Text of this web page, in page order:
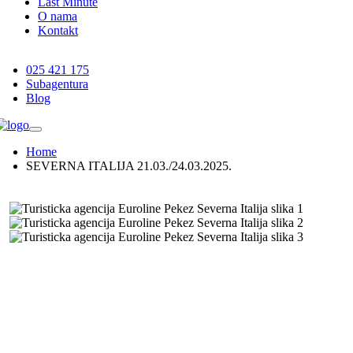
O nama
Kontakt
025 421 175
Subagentura
Blog
Home
SEVERNA ITALIJA 21.03./24.03.2025.